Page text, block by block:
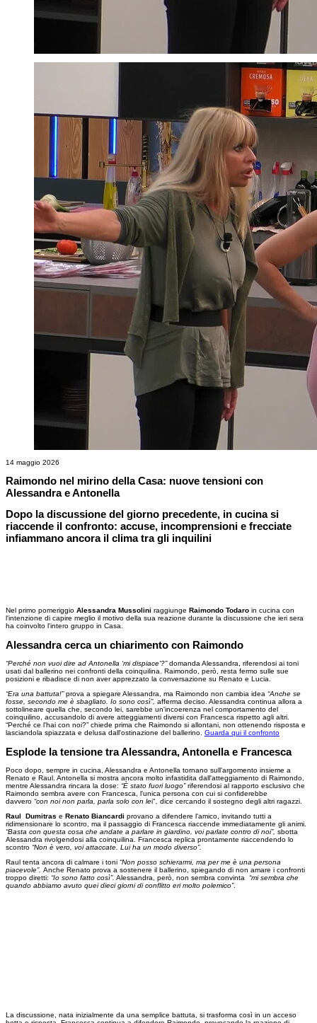
14 maggio 2026
Raimondo nel mirino della Casa: nuove tensioni con
Alessandra e Antonella
Dopo la discussione del giorno precedente, in cucina si
riaccende il confronto: accuse, incomprensioni e frecciate
infiammano ancora il clima tra gli inquilini
Nel primo pomeriggio Alessandra Mussolini raggiunge Raimondo Todaro in cucina con
l'intenzione di capire meglio il motivo della sua reazione durante la discussione che ieri sera
ha coinvolto l'intero gruppo in Casa.
Alessandra cerca un chiarimento con Raimondo
“Perché non vuoi dire ad Antonella ‘mi dispiace'?”domanda Alessandra, riferendosi ai toni
usati dal ballerino nei confronti della coinquilina. Raimondo, però, resta fermo sulle sue
posizioni e ribadisce di non aver apprezzato la conversazione su Renato e Lucia.
“Era una battuta!”prova a spiegare Alessandra, ma Raimondo non cambia idea “Anche se
fosse, secondo me è sbagliato. Io sono così”, afferma deciso. Alessandra continua allora a
sottolineare quella che, secondo lei, sarebbe un'incoerenza nel comportamento del
coinquilino, accusandolo di avere atteggiamenti diversi con Francesca rispetto agli altri.
“Perché ce l'hai con noi?” chiede prima che Raimondo si allontani, non ottenendo risposta e
lasciandola spiazzata e delusa dall'ostinazione del ballerino. Guarda qui il confronto
Esplode la tensione tra Alessandra, Antonella e Francesca
Poco dopo, sempre in cucina, Alessandra e Antonella tornano sull'argomento insieme a
Renato e Raul. Antonella si mostra ancora molto infastidita dall'atteggiamento di Raimondo,
mentre Alessandra rincara la dose: “È stato fuori luogo”riferendosi al rapporto esclusivo che
Raimondo sembra avere con Francesca, l'unica persona con cui si confiderebbe
davvero “con noi non parla, parla solo con lei" dice cercando il sostegno degli altri ragazzi.
Raul Dumitras e Renato Biancardi provano a difendere l'amico, invitando tutti a
ridimensionare lo scontro, ma il passaggio di Francesca riaccende immediatamente gli animi.
“Basta con questa cosa che andate a parlare in giardino, voi parlate contro di noi”, sbotta
Alessandra rivolgendosi alla coinquilina. Francesca replica prontamente riaccendendo lo
scontro “Non è vero, voi attaccate. Lui ha un modo diverso”.
Raul tenta ancora di calmare i toni “Non posso schierarmi, ma per me è una persona
piacevole”. Anche Renato prova a sostenere il ballerino, spiegando di non amare i confronti
troppo diretti: “Io sono fatto così”. Alessandra, però, non sembra convinta “mi sembra che
quando abbiamo avuto quei dieci giorni di conflitto eri molto polemico”.
La discussione, nata inizialmente da una semplice battuta, si trasforma così in un acceso